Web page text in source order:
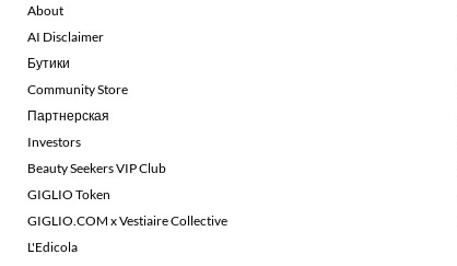
About
AI Disclaimer
Бутики
Community Store
Партнерская
Investors
Beauty Seekers VIP Club
GIGLIO Token
GIGLIO.COM x Vestiaire Collective
L'Edicola